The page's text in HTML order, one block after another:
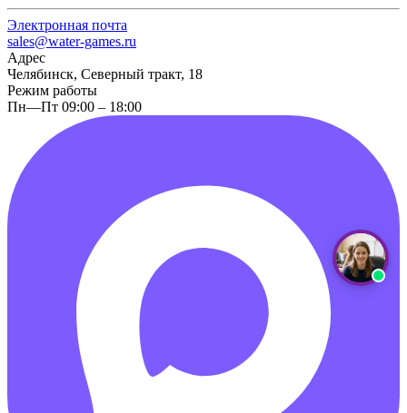
Электронная почта
sales@water-games.ru
Адрес
Челябинск, Северный тракт, 18
Режим работы
Пн—Пт 09:00 – 18:00